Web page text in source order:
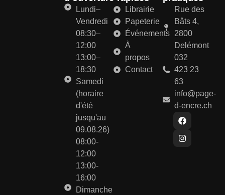
Lundi–
Vendredi
08:30–
12:00
13:00–
18:30
Samedi
(horaire
d'été
jusqu'au
09.08.26)
08:00-
12:00
13:00-
16:00
Dimanche
Librairie
Papeterie
Événements
À
propos
Contact
Rue des
Bâts 4,
2800
Delémont
032
423 23
63
info@page-
d-encre.ch